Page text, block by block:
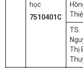
học
7510401C
TS.
Thị